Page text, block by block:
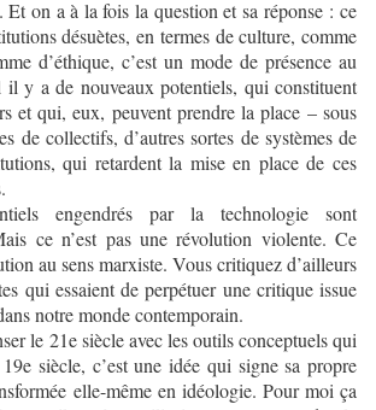
on a à la fois la question et sa réponse : ce
désuètes, en termes de culture, comme
d’éthique, c’est un mode de présence au
il y a de nouveaux potentiels, qui constituent
et qui, eux, peuvent prendre la place – sous
de collectifs, d’autres sortes de systèmes de
qui retardent la mise en place de ces
engendrés par la technologie sont
ce n’est pas une révolution violente. Ce
au sens marxiste. Vous critiquez d’ailleurs
qui essaient de perpétuer une critique issue
notre monde contemporain.
le 21e siècle avec les outils conceptuels qui
siècle, c’est une idée qui signe sa propre
elle-même en idéologie. Pour moi ça